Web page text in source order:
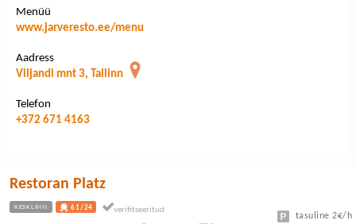
Menüü
www.jarveresto.ee/menu
Aadress
Viljandi mnt 3, Tallinn
Telefon
+372 671 4163
Restoran Platz
KESKLINN 61/24
tasuline 2€/h